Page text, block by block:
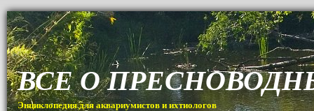
ВСЕ О
Энциклопедия для аквариумистов и ихтиологов